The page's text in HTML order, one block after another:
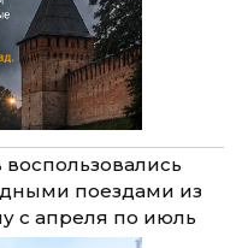
поездами из
с апреля по июль